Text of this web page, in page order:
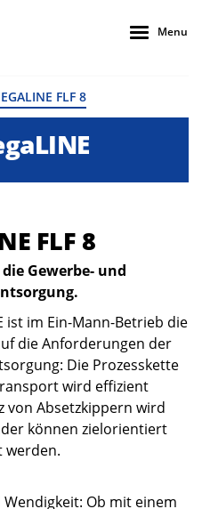
Menu
FLF 8
FLF 8
Gewerbe- und
ist im Ein-Mann-Betrieb die
die Anforderungen der
Die Prozesskette
wird effizient
von Absetzkippern wird
können zielorientiert
werden.
Ob mit einem